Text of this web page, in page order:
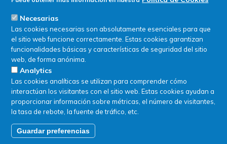
Necesarias
Las cookies necesarias son absolutamente esenciales para que
el sitio web funcione correctamente. Estas cookies garantizan
funcionalidades básicas y características de seguridad del sitio
web, de forma anónima.
Analytics
Las cookies analíticas se utilizan para comprender cómo
interactúan los visitantes con el sitio web. Estas cookies ayudan a
proporcionar información sobre métricas, el número de visitantes,
la tasa de rebote, la fuente de tráfico, etc.
Guardar preferencias